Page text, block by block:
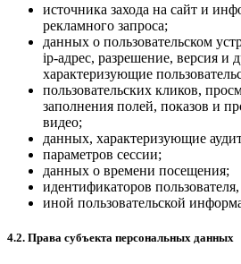
источника захода на сайт и
рекламного запроса;
данных о пользовательском
ip-адрес, разрешение, версия и
характеризующие
пользовательских кликов,
заполнения полей, показов и
видео;
данных, характеризующие
параметров сессии;
данных о времени посещения;
идентификаторов
иной пользовательской
4.2. Права субъекта персональных данных